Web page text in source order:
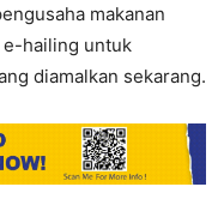
makanan
e-hailing untuk
diamalkan sekarang.